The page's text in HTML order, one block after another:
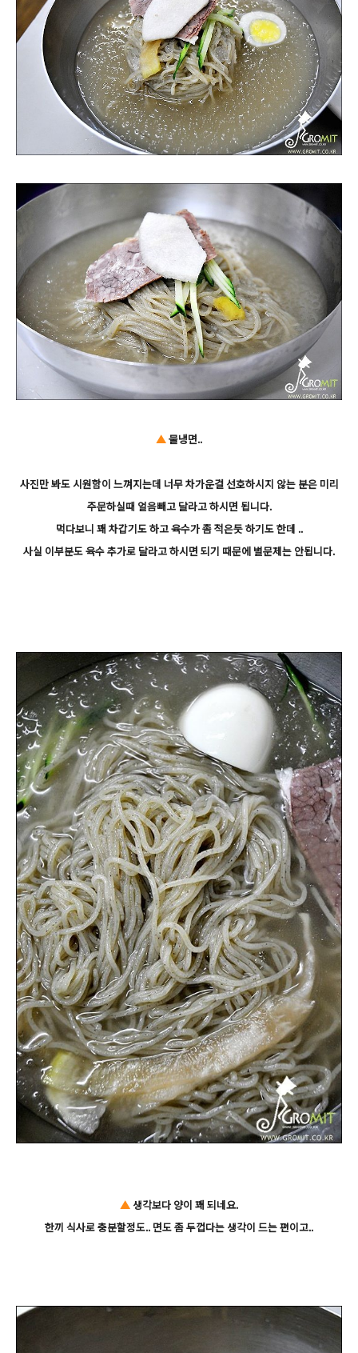
▲물냉면..
사진만 봐도 시원함이 느껴지는데 너무 차가운걸 선호하시지 않는 분은 미리
주문하실때 얼음빼고 달라고 하시면 됩니다.
먹다보니 꽤 차갑기도 하고 육수가 좀 적은듯 하기도 한데 ..
사실 이부분도 육수 추가로 달라고 하시면 되기 때문에 별문제는 안됩니다.
▲ 생각보다 양이 꽤 되네요.
한끼 식사로 충분할정도.. 면도 좀 두껍다는 생각이 드는 편이고..